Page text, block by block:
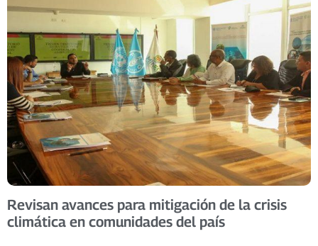
Revisan avances para mitigación de la crisis
climática en comunidades del país